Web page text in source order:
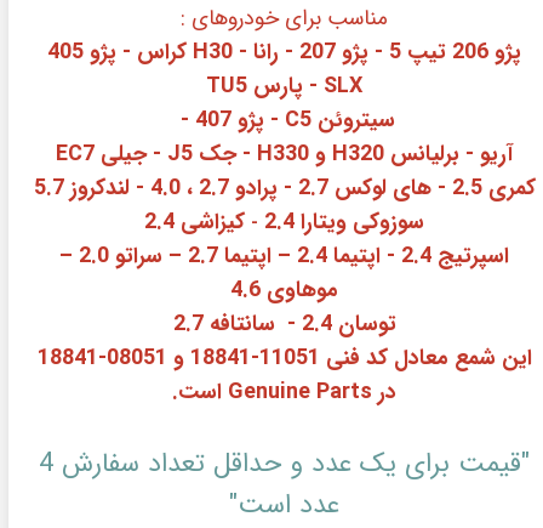
مناسب برای خودروهای :
پژو 206 تیپ 5 - پژو 207 - رانا - H30 کراس - پژو 405
SLX - پارس TU5
سیتروئن C5 - پژو 407 -
آریو - برلیانس H320 و H330 - جک J5 - جیلی EC7
کمری 2.5 - های لوکس 2.7 - پرادو 2.7 ، 4.0 - لندکروز 5.7
سوزوکی ویتارا 2.4
- کیزاشی 2.4
اسپرتیج 2.4 - اپتیما 2.4 – اپتیما 2.7 –
سراتو 2.0 –
موهاوی 4.6
توسان 2.4 - سانتافه 2.7
این شمع معادل کد فنی 11051-18841 و 08051-18841
در Genuine Parts است.
"قیمت برای یک عدد و حداقل تعداد سفارش 4
عدد است"